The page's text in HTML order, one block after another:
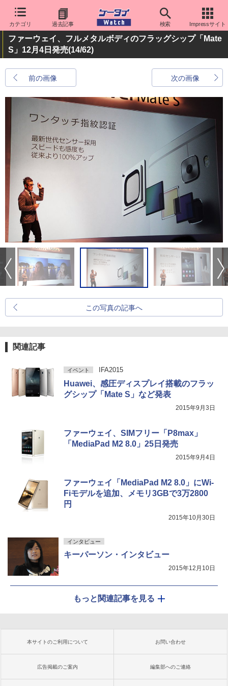
カテゴリ 過去記事 検索 Impressサイト
ファーウェイ、フルメタルボディのフラッグシップ「Mate
S」12月4日発売(14/62)
前の画像 次の画像
この写真の記事へ
関連記事
イベント IFA2015
Huawei、感圧ディスプレイ搭載のフラッ
グシップ「Mate S」など発表
2015年9月3日
ファーウェイ、SIMフリー「P8max」
「MediaPad M2 8.0」25日発売
2015年9月4日
ファーウェイ「MediaPad M2 8.0」にWi-
Fiモデルを追加、メモリ3GBで3万2800
円
2015年10月30日
インタビュー
キーパーソン・インタビュー
2015年12月10日
もっと関連記事を見る
本サイトのご利用について お問い合わせ
広告掲載のご案内 編集部へのご連絡